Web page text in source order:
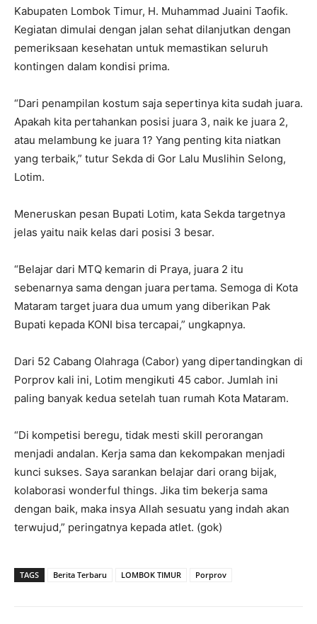
Kabupaten Lombok Timur, H. Muhammad Juaini Taofik.
Kegiatan dimulai dengan jalan sehat dilanjutkan dengan
pemeriksaan kesehatan untuk memastikan seluruh
kontingen dalam kondisi prima.
“Dari penampilan kostum saja sepertinya kita sudah juara.
Apakah kita pertahankan posisi juara 3, naik ke juara 2,
atau melambung ke juara 1? Yang penting kita niatkan
yang terbaik,” tutur Sekda di Gor Lalu Muslihin Selong,
Lotim.
Meneruskan pesan Bupati Lotim, kata Sekda targetnya
jelas yaitu naik kelas dari posisi 3 besar.
“Belajar dari MTQ kemarin di Praya, juara 2 itu
sebenarnya sama dengan juara pertama. Semoga di Kota
Mataram target juara dua umum yang diberikan Pak
Bupati kepada KONI bisa tercapai,” ungkapnya.
Dari 52 Cabang Olahraga (Cabor) yang dipertandingkan di
Porprov kali ini, Lotim mengikuti 45 cabor. Jumlah ini
paling banyak kedua setelah tuan rumah Kota Mataram.
“Di kompetisi beregu, tidak mesti skill perorangan
menjadi andalan. Kerja sama dan kekompakan menjadi
kunci sukses. Saya sarankan belajar dari orang bijak,
kolaborasi wonderful things. Jika tim bekerja sama
dengan baik, maka insya Allah sesuatu yang indah akan
terwujud,” peringatnya kepada atlet. (gok)
TAGS Berita Terbaru LOMBOK TIMUR Porprov